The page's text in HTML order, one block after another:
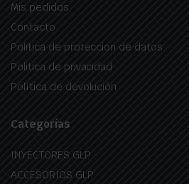
Mis pedidos
Contacto
Politica de proteccion de datos
Politica de privacidad
Política de devolución
Categorías
INYECTORES GLP
ACCESORIOS GLP